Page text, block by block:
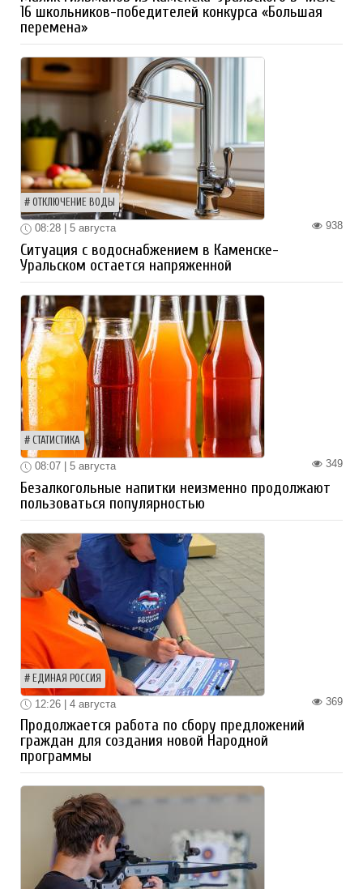
16 школьников-победителей конкурса «Большая
перемена»
ОТКЛЮЧЕНИЕ ВОДЫ
938
08:28 | 5 августа
Ситуация с водоснабжением в Каменске-
Уральском остается напряженной
СТАТИСТИКА
349
08:07 | 5 августа
Безалкогольные напитки неизменно продолжают
пользоваться популярностью
ЕДИНАЯ РОССИЯ
369
12:26 | 4 августа
Продолжается работа по сбору предложений
граждан для создания новой Народной
программы